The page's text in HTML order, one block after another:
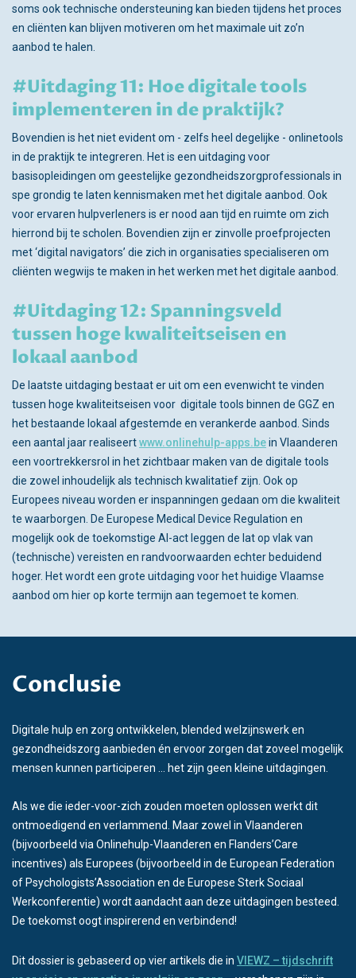
soms ook technische ondersteuning kan bieden tijdens het proces
en cliënten kan blijven motiveren om het maximale uit zo’n
aanbod te halen.
#Uitdaging 11: Hoe digitale tools
implementeren in de praktijk?
Bovendien is het niet evident om - zelfs heel degelijke - onlinetools
in de praktijk te integreren. Het is een uitdaging voor
basisopleidingen om geestelijke gezondheidszorgprofessionals in
spe grondig te laten kennismaken met het digitale aanbod. Ook
voor ervaren hulpverleners is er nood aan tijd en ruimte om zich
hierrond bij te scholen. Bovendien zijn er zinvolle proefprojecten
met ‘digital navigators’ die zich in organisaties specialiseren om
cliënten wegwijs te maken in het werken met het digitale aanbod.
#Uitdaging 12: Spanningsveld
tussen hoge kwaliteitseisen en
lokaal aanbod
De laatste uitdaging bestaat er uit om een evenwicht te vinden
tussen hoge kwaliteitseisen voor digitale tools binnen de GGZ en
het bestaande lokaal afgestemde en verankerde aanbod. Sinds
een aantal jaar realiseertwww.onlinehulp-apps.bein Vlaanderen
een voortrekkersrol in het zichtbaar maken van de digitale tools
die zowel inhoudelijk als technisch kwalitatief zijn. Ook op
Europees niveau worden er inspanningen gedaan om die kwaliteit
te waarborgen. De Europese Medical Device Regulation en
mogelijk ook de toekomstige AI-act leggen de lat op vlak van
(technische) vereisten en randvoorwaarden echter beduidend
hoger. Het wordt een grote uitdaging voor het huidige Vlaamse
aanbod om hier op korte termijn aan tegemoet te komen.
Conclusie
Digitale hulp en zorg ontwikkelen, blended welzijnswerk en
gezondheidszorg aanbieden én ervoor zorgen dat zoveel mogelijk
mensen kunnen participeren ... het zijn geen kleine uitdagingen.
Als we die ieder-voor-zich zouden moeten oplossen werkt dit
ontmoedigend en verlammend. Maar zowel in Vlaanderen
(bijvoorbeeld via Onlinehulp-Vlaanderen en Flanders’Care
incentives) als Europees (bijvoorbeeld in de European Federation
of Psychologists’Association en de Europese Sterk Sociaal
Werkconferentie) wordt aandacht aan deze uitdagingen besteed.
De toekomst oogt inspirerend en verbindend!
Dit dossier is gebaseerd op vier artikels die in VIEWZ – tijdschrift